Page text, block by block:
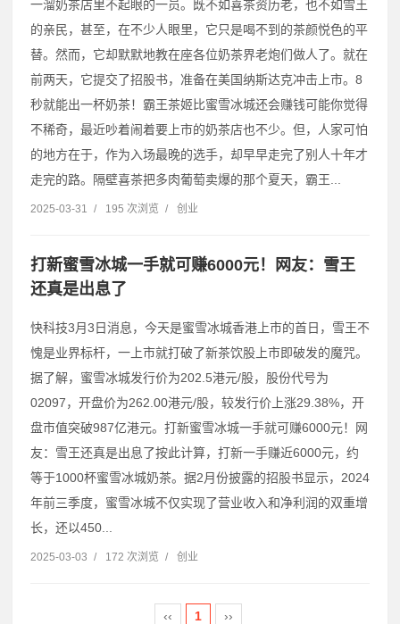
一溜奶茶店里不起眼的一员。既不如喜茶资历老，也不如雪王
的亲民，甚至，在不少人眼里，它只是喝不到的茶颜悦色的平
替。然而，它却默默地教在座各位奶茶界老炮们做人了。就在
前两天，它提交了招股书，准备在美国纳斯达克冲击上市。8
秒就能出一杯奶茶！霸王茶姬比蜜雪冰城还会赚钱可能你觉得
不稀奇，最近吵着闹着要上市的奶茶店也不少。但，人家可怕
的地方在于，作为入场最晚的选手，却早早走完了别人十年才
走完的路。隔壁喜茶把多肉葡萄卖爆的那个夏天，霸王...
2025-03-31 / 195 次浏览 / 创业
打新蜜雪冰城一手就可赚6000元！网友：雪王
还真是出息了
快科技3月3日消息，今天是蜜雪冰城香港上市的首日，雪王不
愧是业界标杆，一上市就打破了新茶饮股上市即破发的魔咒。
据了解，蜜雪冰城发行价为202.5港元/股，股份代号为
02097，开盘价为262.00港元/股，较发行价上涨29.38%，开
盘市值突破987亿港元。打新蜜雪冰城一手就可赚6000元！网
友：雪王还真是出息了按此计算，打新一手赚近6000元，约
等于1000杯蜜雪冰城奶茶。据2月份披露的招股书显示，2024
年前三季度，蜜雪冰城不仅实现了营业收入和净利润的双重增
长，还以450...
2025-03-03 / 172 次浏览 / 创业
‹‹ 1 ››